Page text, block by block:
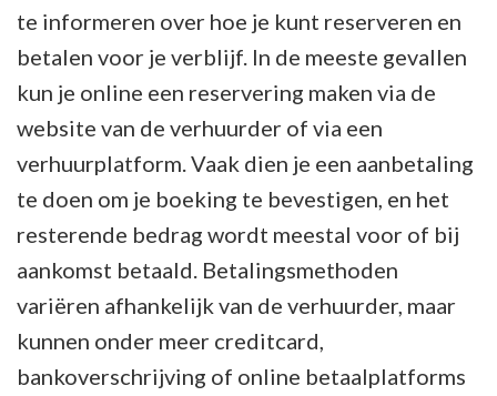
te informeren over hoe je kunt reserveren en
betalen voor je verblijf. In de meeste gevallen
kun je online een reservering maken via de
website van de verhuurder of via een
verhuurplatform. Vaak dien je een aanbetaling
te doen om je boeking te bevestigen, en het
resterende bedrag wordt meestal voor of bij
aankomst betaald. Betalingsmethoden
variëren afhankelijk van de verhuurder, maar
kunnen onder meer creditcard,
bankoverschrijving of online betaalplatforms